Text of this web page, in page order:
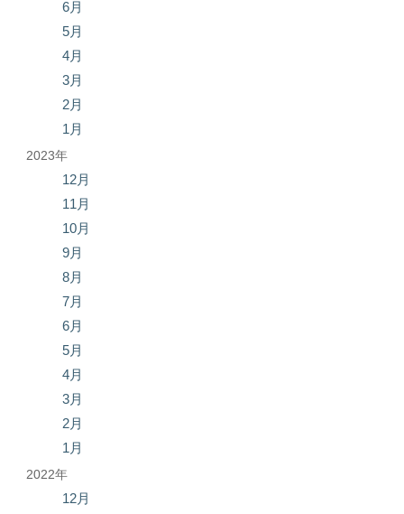
6月
5月
4月
3月
2月
1月
2023年
12月
11月
10月
9月
8月
7月
6月
5月
4月
3月
2月
1月
2022年
12月